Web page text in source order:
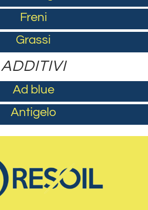
Freni
Grassi
ADDITIVI
Ad blue
Antigelo